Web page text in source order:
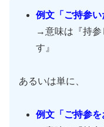
例文「ご持参い
→意味は『持参
す』
あるいは単に、
例文「ご持参を